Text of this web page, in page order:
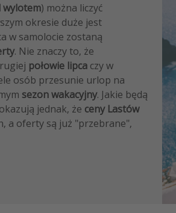
wylotem) można liczyć
okresie duże jest
w samolocie zostaną
. Nie znaczy to, że
połowie lipca czy w
osób przesunie urlop na
sezon wakacyjny. Jakie będą
jednak, że ceny Lastów
a oferty są już "przebrane",